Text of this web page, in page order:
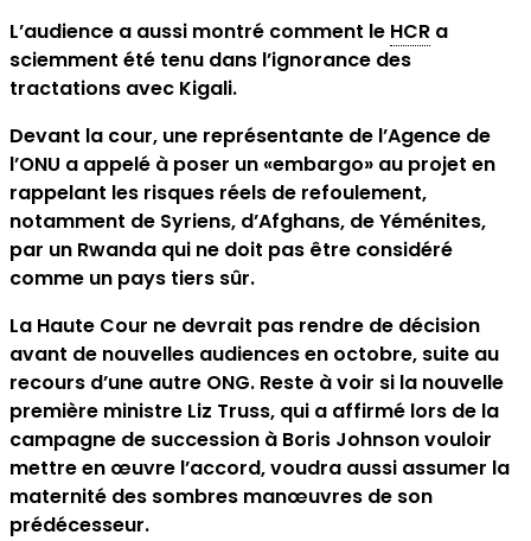
L’audience a aussi montré comment le HCR a
sciemment été tenu dans l’ignorance des
tractations avec Kigali.
Devant la cour, une représentante de l’Agence de
l’ONU a appelé à poser un «embargo» au projet en
rappelant les risques réels de refoulement,
notamment de Syriens, d’Afghans, de Yéménites,
par un Rwanda qui ne doit pas être considéré
comme un pays tiers sûr.
La Haute Cour ne devrait pas rendre de décision
avant de nouvelles audiences en octobre, suite au
recours d’une autre ONG. Reste à voir si la nouvelle
première ministre Liz Truss, qui a affirmé lors de la
campagne de succession à Boris Johnson vouloir
mettre en œuvre l’accord, voudra aussi assumer la
maternité des sombres manœuvres de son
prédécesseur.